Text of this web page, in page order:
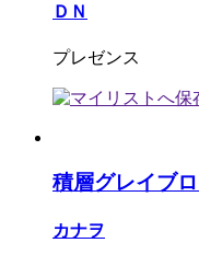
ＤＮ
プレゼンス
積層グレイブ
カナヲ